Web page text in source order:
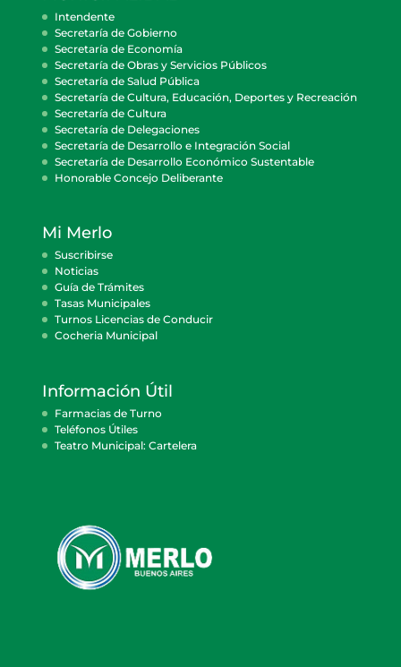
Intendente
Secretaría de Gobierno
Secretaría de Economía
Secretaría de Obras y Servicios Públicos
Secretaría de Salud Pública
Secretaría de Cultura, Educación, Deportes y Recreación
Secretaría de Cultura
Secretaría de Delegaciones
Secretaría de Desarrollo e Integración Social
Secretaría de Desarrollo Económico Sustentable
Honorable Concejo Deliberante
Mi Merlo
Suscribirse
Noticias
Guía de Trámites
Tasas Municipales
Turnos Licencias de Conducir
Cocheria Municipal
Información Útil
Farmacias de Turno
Teléfonos Útiles
Teatro Municipal: Cartelera